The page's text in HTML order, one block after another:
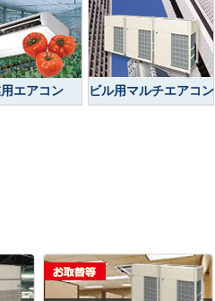
エアコン ビル用マルチエアコン